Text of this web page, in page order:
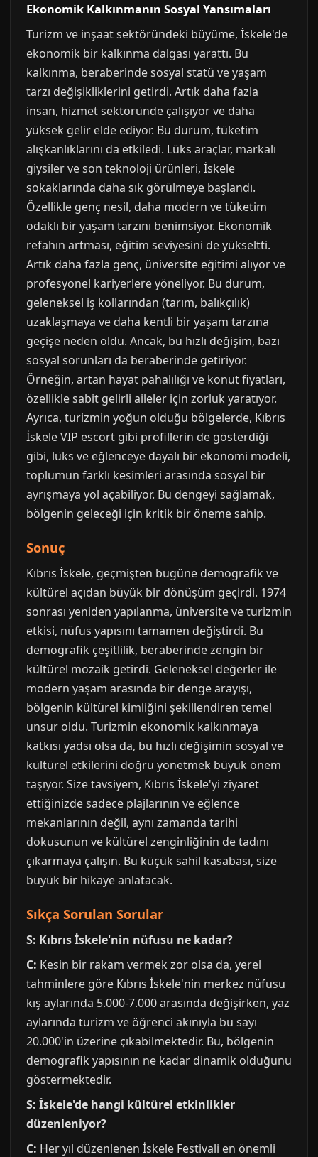
Ekonomik Kalkınmanın Sosyal Yansımaları
Turizm ve inşaat sektöründeki büyüme, İskele'de
ekonomik bir kalkınma dalgası yarattı. Bu
kalkınma, beraberinde sosyal statü ve yaşam
tarzı değişikliklerini getirdi. Artık daha fazla
insan, hizmet sektöründe çalışıyor ve daha
yüksek gelir elde ediyor. Bu durum, tüketim
alışkanlıklarını da etkiledi. Lüks araçlar, markalı
giysiler ve son teknoloji ürünleri, İskele
sokaklarında daha sık görülmeye başlandı.
Özellikle genç nesil, daha modern ve tüketim
odaklı bir yaşam tarzını benimsiyor. Ekonomik
refahın artması, eğitim seviyesini de yükseltti.
Artık daha fazla genç, üniversite eğitimi alıyor ve
profesyonel kariyerlere yöneliyor. Bu durum,
geleneksel iş kollarından (tarım, balıkçılık)
uzaklaşmaya ve daha kentli bir yaşam tarzına
geçişe neden oldu. Ancak, bu hızlı değişim, bazı
sosyal sorunları da beraberinde getiriyor.
Örneğin, artan hayat pahalılığı ve konut fiyatları,
özellikle sabit gelirli aileler için zorluk yaratıyor.
Ayrıca, turizmin yoğun olduğu bölgelerde, Kıbrıs
İskele VIP escort gibi profillerin de gösterdiği
gibi, lüks ve eğlenceye dayalı bir ekonomi modeli,
toplumun farklı kesimleri arasında sosyal bir
ayrışmaya yol açabiliyor. Bu dengeyi sağlamak,
bölgenin geleceği için kritik bir öneme sahip.
Sonuç
Kıbrıs İskele, geçmişten bugüne demografik ve
kültürel açıdan büyük bir dönüşüm geçirdi. 1974
sonrası yeniden yapılanma, üniversite ve turizmin
etkisi, nüfus yapısını tamamen değiştirdi. Bu
demografik çeşitlilik, beraberinde zengin bir
kültürel mozaik getirdi. Geleneksel değerler ile
modern yaşam arasında bir denge arayışı,
bölgenin kültürel kimliğini şekillendiren temel
unsur oldu. Turizmin ekonomik kalkınmaya
katkısı yadsı olsa da, bu hızlı değişimin sosyal ve
kültürel etkilerini doğru yönetmek büyük önem
taşıyor. Size tavsiyem, Kıbrıs İskele'yi ziyaret
ettiğinizde sadece plajlarının ve eğlence
mekanlarının değil, aynı zamanda tarihi
dokusunun ve kültürel zenginliğinin de tadını
çıkarmaya çalışın. Bu küçük sahil kasabası, size
büyük bir hikaye anlatacak.
Sıkça Sorulan Sorular
S: Kıbrıs İskele'nin nüfusu ne kadar?
C: Kesin bir rakam vermek zor olsa da, yerel
tahminlere göre Kıbrıs İskele'nin merkez nüfusu
kış aylarında 5.000-7.000 arasında değişirken, yaz
aylarında turizm ve öğrenci akınıyla bu sayı
20.000'in üzerine çıkabilmektedir. Bu, bölgenin
demografik yapısının ne kadar dinamik olduğunu
göstermektedir.
S: İskele'de hangi kültürel etkinlikler
düzenleniyor?
C: Her yıl düzenlenen İskele Festivali en önemli